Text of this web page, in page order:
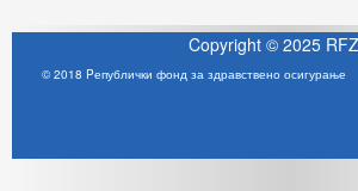
Copyright © 2025
© 2018 Pепублички фонд за здравствено осигурање